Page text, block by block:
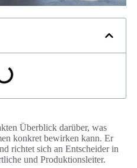
Überblick darüber, was
konkret bewirken kann. Er
richtet sich an Entscheider in
und Produktionsleiter.